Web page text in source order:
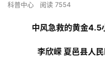
科普中心
阅读 7554
中风急救的黄金4.5
李欣嵘 夏邑县人